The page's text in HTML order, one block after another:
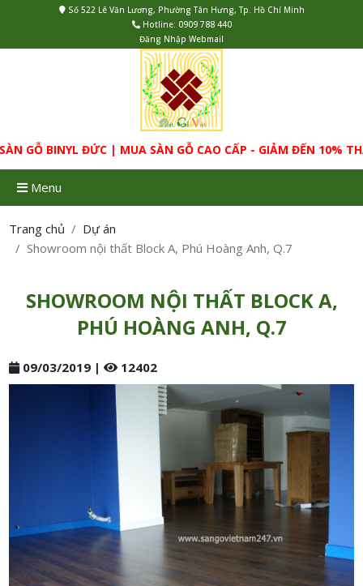
Số 522 Lê Văn Lương, Phường Tân Hưng, Tp. Hồ Chí Minh
Hotline: 0909 788 440
Đăng Nhập Webmail
BINYL ĐỨC | MUA SÀN GỖ CAO CẤP - GIẢM ĐẾN 10% THẢM
Menu
Trang chủ
Dự án
Showroom nội thất Block A, Phú Hoàng Anh, Q.7
SHOWROOM NỘI THẤT BLOCK A,
PHÚ HOÀNG ANH, Q.7
09/03/2019 | 12402